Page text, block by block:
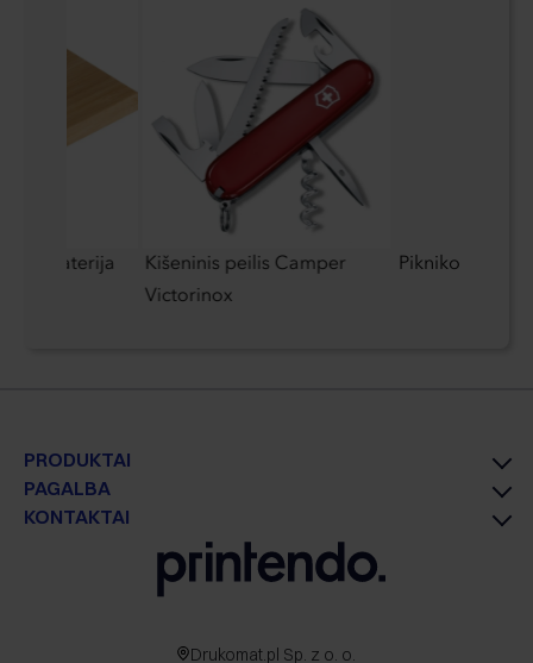
baterija
Kišeninis peilis Camper
Victorinox
Pikniko kuprinė
PRODUKTAI
PAGALBA
KONTAKTAI
Drukomat.pl Sp. z o. o.